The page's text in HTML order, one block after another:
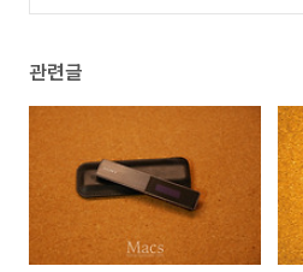
관련글